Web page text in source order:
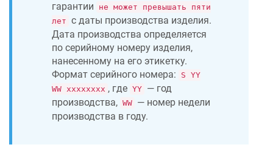
гарантии
не может превышать пяти
лет с даты производства изделия.
Дата производства определяется
по серийному номеру изделия,
нанесенному на его этикетку.
Формат серийного номера:
S YY
WW xxxxxxxx , где YY — год
производства, WW — номер недели
производства в году.